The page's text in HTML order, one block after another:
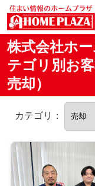
株式会社ホ
テゴリ別お
売却）
カテゴリ：